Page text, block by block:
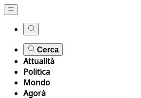
Cerca
Attualità
Politica
Mondo
Agorà